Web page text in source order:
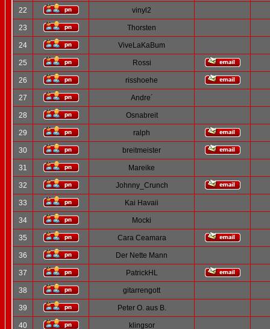
22 vinyl2
23 Thorsten
24 ViveLaKaBum
25 Rossi
26 risshoehe
27 Andre´
28 Osnabreit
29 ralph
30 breitmeister
31 Mareike
32 Johnny_Crunch
33 Kai Havaii
34 Mocki
35 Cara Ceamara
36 Der Nette Mann
37 PatrickHL
38 gitarrengott
39 Peter O. aus B.
40 klingsor